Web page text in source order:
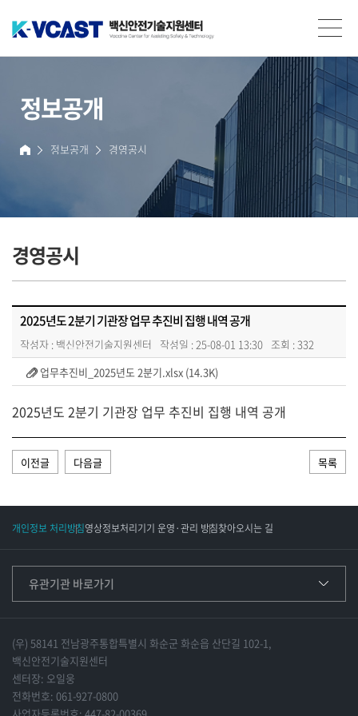
백신안전기술지원센터(K-VCAST)
정보공개
홈 정보공개 경영공시
경영공시
2025년도 2분기 기관장 업무 추진비 집행 내역 공개
작성자 : 백신안전기술지원센터 작성일 : 25-08-01 13:30 조회 : 332
업무추진비_2025년도 2분기.xlsx (14.3K)
2025년도 2분기 기관장 업무 추진비 집행 내역 공개
이전글 다음글 목록
개인정보 처리방침영상정보처리기기 운영·관리 방침찾아오시는 길
유관기관 바로가기
(우) 58141 전남광주통합특별시 화순군 화순읍 산단길 102-1,
백신안전기술지원센터
센터장: 오일웅
전화번호: 061-927-0800
사업자등록번호: 447-82-00369